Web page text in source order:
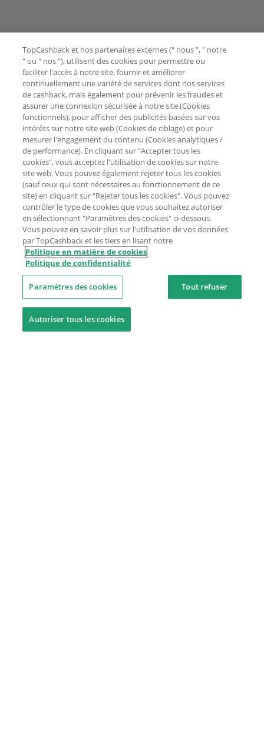
TopCashback et nos partenaires externes (" nous ", " notre
" ou " nos "), utilisent des cookies pour permettre ou
faciliter l'accès à notre site, fournir et améliorer
continuellement une variété de services dont nos services
de cashback, mais également pour prévenir les fraudes et
assurer une connexion sécurisée à notre site (Cookies
fonctionnels), pour afficher des publicités basées sur vos
intérêts sur notre site web (Cookies de ciblage) et pour
mesurer l'engagement du contenu (Cookies analytiques /
de performance). En cliquant sur "Accepter tous les
cookies", vous acceptez l'utilisation de cookies sur notre
site web. Vous pouvez également rejeter tous les cookies
(sauf ceux qui sont nécessaires au fonctionnement de ce
site) en cliquant sur "Rejeter tous les cookies". Vous pouvez
contrôler le type de cookies que vous souhaitez autoriser
en sélectionnant "Paramètres des cookies" ci-dessous.
Vous pouvez en savoir plus sur l'utilisation de vos données
par TopCashback et les tiers en lisant notre
Politique en matière de cookies
Politique de confidentialité
Paramètres des cookies Tout refuser
Autoriser tous les cookies